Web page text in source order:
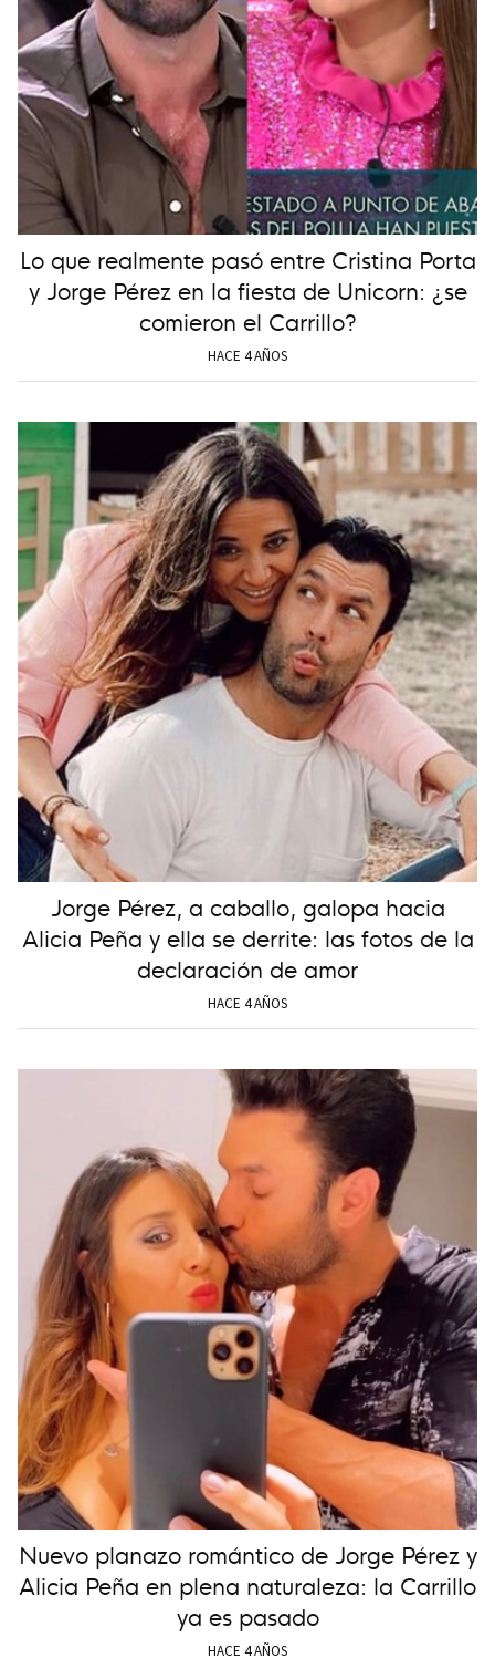
Lo que realmente pasó entre Cristina Porta
y Jorge Pérez en la fiesta de Unicorn: ¿se
comieron el Carrillo?
HACE 4 AÑOS
Jorge Pérez, a caballo, galopa hacia
Alicia Peña y ella se derrite: las fotos de la
declaración de amor
HACE 4 AÑOS
Nuevo planazo romántico de Jorge Pérez y
Alicia Peña en plena naturaleza: la Carrillo
ya es pasado
HACE 4 AÑOS